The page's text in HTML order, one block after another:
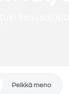
Pelkkä meno